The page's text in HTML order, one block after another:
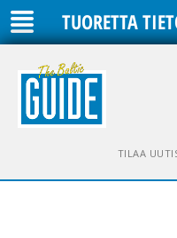
TUORETTA
TILAA